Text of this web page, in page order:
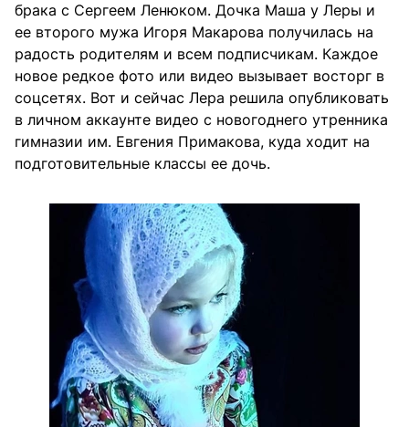
брака с Сергеем Ленюком. Дочка Маша у Леры и
ее второго мужа Игоря Макарова получилась на
радость родителям и всем подписчикам. Каждое
новое редкое фото или видео вызывает восторг в
соцсетях. Вот и сейчас Лера решила опубликовать
в личном аккаунте видео с новогоднего утренника
гимназии им. Евгения Примакова, куда ходит на
подготовительные классы ее дочь.